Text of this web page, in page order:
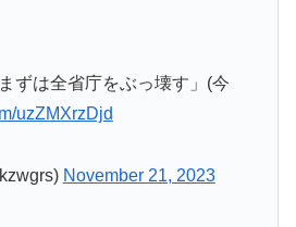
ずは全省庁をぶっ壊す」(今
uzZMXrzDjd
November 21, 2023